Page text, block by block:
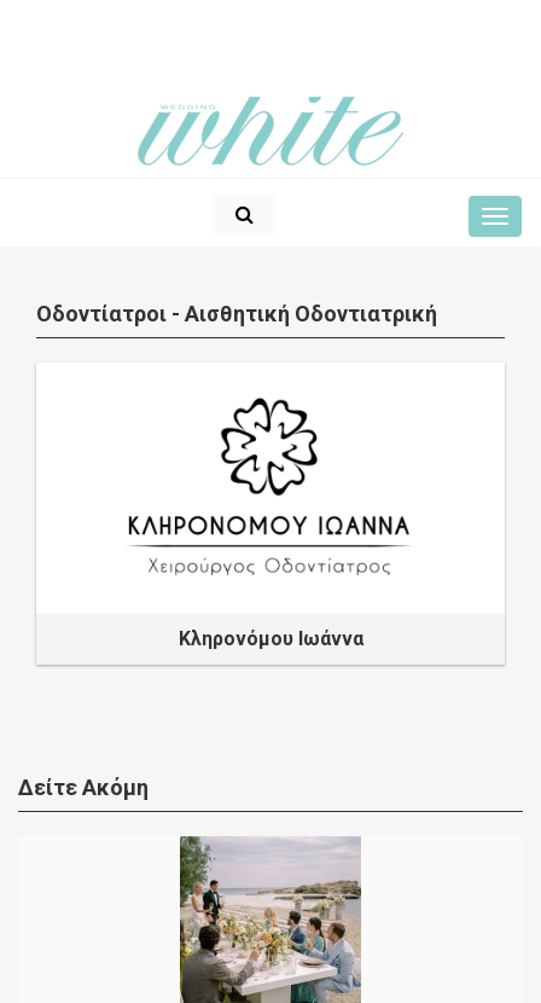
Οδοντίατροι - Αισθητική Οδοντιατρική
Κληρονόμου Ιωάννα
Δείτε Ακόμη